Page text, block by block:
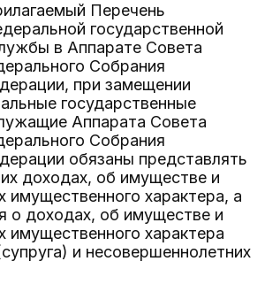
Перечень
государственной
в Аппарате Совета
Собрания
при замещении
государственные
Аппарата Совета
Собрания
обязаны представлять
доходах, об имуществе и
имущественного характера, а
о доходах, об имуществе и
имущественного характера
и несовершеннолетних